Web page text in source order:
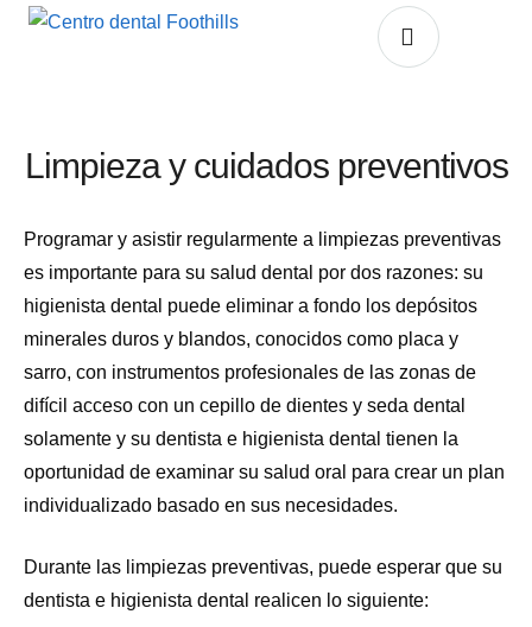
Limpieza y cuidados preventivos
Programar y asistir regularmente a limpiezas preventivas
es importante para su salud dental por dos razones: su
higienista dental puede eliminar a fondo los depósitos
minerales duros y blandos, conocidos como placa y
sarro, con instrumentos profesionales de las zonas de
difícil acceso con un cepillo de dientes y seda dental
solamente y su dentista e higienista dental tienen la
oportunidad de examinar su salud oral para crear un plan
individualizado basado en sus necesidades.
Durante las limpiezas preventivas, puede esperar que su
dentista e higienista dental realicen lo siguiente: